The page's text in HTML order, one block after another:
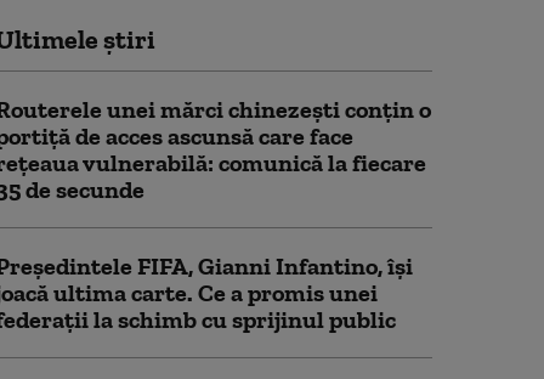
știri
unei mărci chinezești conțin o
de acces ascunsă care face
vulnerabilă: comunică la fiecare
de secunde
FIFA, Gianni Infantino, îşi
ultima carte. Ce a promis unei
la schimb cu sprijinul public